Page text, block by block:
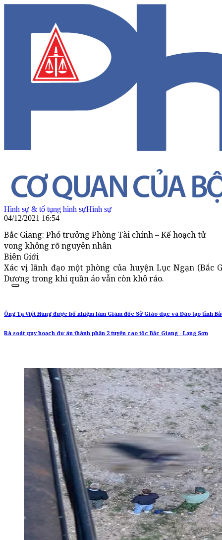
Hình sự & tố tụng hình sựHình sự
04/12/2021 16:54
Bắc Giang: Phó trưởng Phòng Tài chính – Kế hoạch tử
vong không rõ nguyên nhân
Biên Giới
Xác vị lãnh đạo một phòng của huyện Lục Ngạn (Bắc
Dương trong khi quần áo vẫn còn khô ráo.
Ông Tạ Việt Hùng được bổ nhiệm làm Giám đốc Sở Giáo dục và Đào tạo tỉnh
Rà soát quy hoạch dự án thành phần 2 tuyến cao tốc Bắc Giang - Lạng Sơn